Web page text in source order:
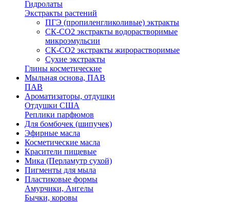
Гидролаты
Экстракты растений
ПГЭ (пропиленгликоливые) эктракты
СК-СО2 экстракты водорастворимые
микроэмульсии
СК-СО2 экстракты жирорастворимые
Сухие экстракты
Глины косметические
Мыльная основа, ПАВ
ПАВ
Ароматизаторы, отдушки
Отдушки США
Реплики парфюмов
Для бомбочек (шипучек)
Эфирные масла
Косметические масла
Красители пищевые
Мика (Перламутр сухой)
Пигменты для мыла
Пластиковые формы
Амурчики, Ангелы
Бычки, коровы